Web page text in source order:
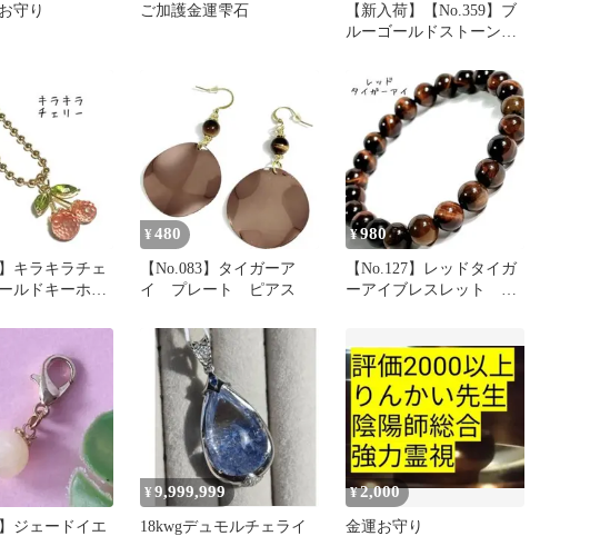
守り ご加護金運雫石
【新入荷】【No.359】ブ
ルーゴールドストーン
キラキラチェ
ルドキーホル
¥ 480
【No.083】タイガーア
イ プレート ピアス
¥980
【No.127】レッドタイガ
ーアイブレスレット ハ
】ジェードイエ
¥ 9,999,999
18kwgデュモルチェライ
¥2,000
金運お守り